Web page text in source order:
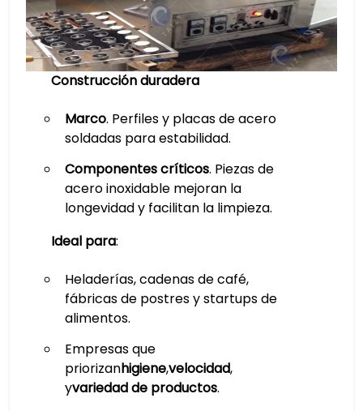
Construcción duradera
Marco. Perfiles y placas de acero
soldadas para estabilidad.
Componentes críticos. Piezas de
acero inoxidable mejoran la
longevidad y facilitan la limpieza.
Ideal para:
Heladerías, cadenas de café,
fábricas de postres y startups de
alimentos.
Empresas que
priorizanhigiene,velocidad,
yvariedad de productos.